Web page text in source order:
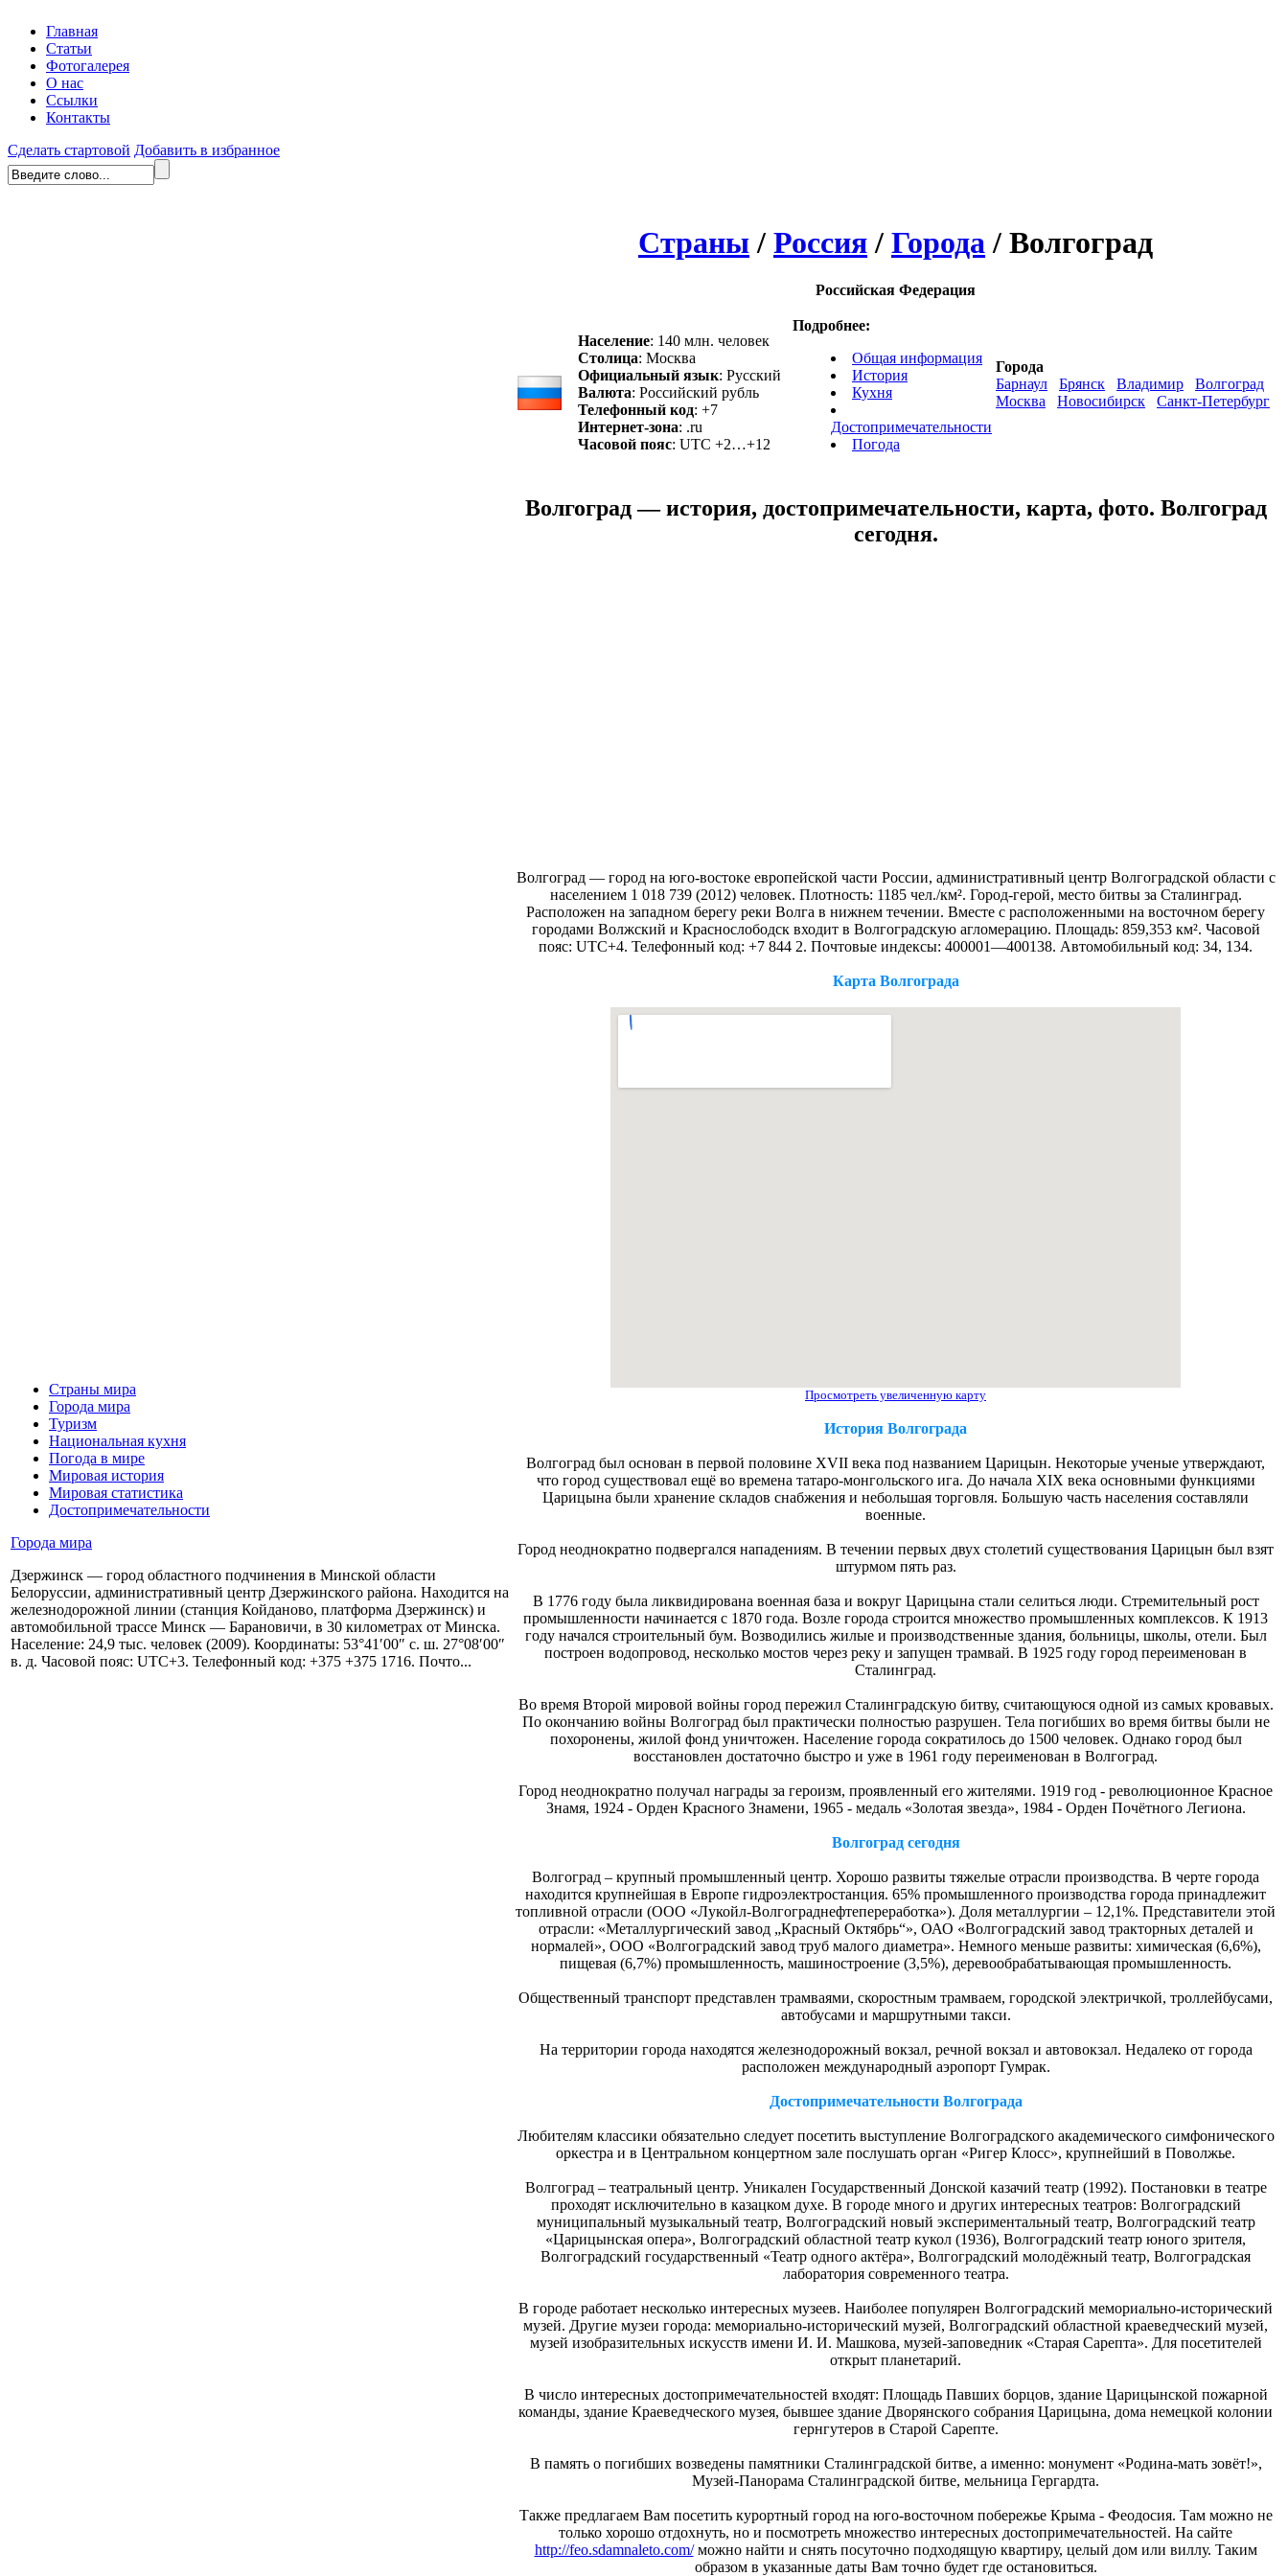
Главная
Статьи
Фотогалерея
О нас
Ссылки
Контакты
Сделать стартовой Добавить в избранное
Страны мира
Города мира
Туризм
Национальная кухня
Погода в мире
Мировая история
Мировая статистика
Достопримечательности
Города мира
Дзержинск — город областного подчинения в Минской области
Белоруссии, административный центр Дзержинского района. Находится на
железнодорожной линии (станция Койданово, платформа Дзержинск) и
автомобильной трассе Минск — Барановичи, в 30 километрах от Минска.
Население: 24,9 тыс. человек (2009). Координаты: 53°41′00″ с. ш. 27°08′00″
в. д. Часовой пояс: UTC+3. Телефонный код: +375 +375 1716. Почто...
Страны/ Россия/ Города/ Волгоград
Российская Федерация
Население: 140 млн. человек
Столица: Москва
Официальный язык: Русский
Валюта: Российский рубль
Телефонный код: +7
Интернет-зона: .ru
Часовой пояс: UTC +2…+12
Подробнее:
Общая информация
История
Кухня
Достопримечательности
Погода
Города
Барнаул
Брянск Владимир
Волгоград
Москва
Новосибирск Санкт-Петербург
Волгоград — история, достопримечательности, карта, фото. Волгоград
сегодня.
Волгоград — город на юго-востоке европейской части России, административный центр Волгоградской области с
населением 1 018 739 (2012) человек. Плотность: 1185 чел./км². Город-герой, место битвы за Сталинград.
Расположен на западном берегу реки Волга в нижнем течении. Вместе с расположенными на восточном берегу
городами Волжский и Краснослободск входит в Волгоградскую агломерацию. Площадь: 859,353 км². Часовой
пояс: UTC+4. Телефонный код: +7 844 2. Почтовые индексы: 400001—400138. Автомобильный код: 34, 134.
Карта Волгограда
Просмотреть увеличенную карту
История Волгограда
Волгоград был основан в первой половине XVII века под названием Царицын. Некоторые ученые утверждают,
что город существовал ещё во времена татаро-монгольского ига. До начала XIX века основными функциями
Царицына были хранение складов снабжения и небольшая торговля. Большую часть населения составляли
военные.
Город неоднократно подвергался нападениям. В течении первых двух столетий существования Царицын был взят
штурмом пять раз.
В 1776 году была ликвидирована военная база и вокруг Царицына стали селиться люди. Стремительный рост
промышленности начинается с 1870 года. Возле города строится множество промышленных комплексов. К 1913
году начался строительный бум. Возводились жилые и производственные здания, больницы, школы, отели. Был
построен водопровод, несколько мостов через реку и запущен трамвай. В 1925 году город переименован в
Сталинград.
Во время Второй мировой войны город пережил Сталинградскую битву, считающуюся одной из самых кровавых.
По окончанию войны Волгоград был практически полностью разрушен. Тела погибших во время битвы были не
похоронены, жилой фонд уничтожен. Население города сократилось до 1500 человек. Однако город был
восстановлен достаточно быстро и уже в 1961 году переименован в Волгоград.
Город неоднократно получал награды за героизм, проявленный его жителями. 1919 год - революционное Красное
Знамя, 1924 - Орден Красного Знамени, 1965 - медаль «Золотая звезда», 1984 - Орден Почётного Легиона.
Волгоград сегодня
Волгоград – крупный промышленный центр. Хорошо развиты тяжелые отрасли производства. В черте города
находится крупнейшая в Европе гидроэлектростанция. 65% промышленного производства города принадлежит
топливной отрасли (ООО «Лукойл-Волгограднефтепереработка»). Доля металлургии – 12,1%. Представители этой
отрасли: «Металлургический завод „Красный Октябрь“», ОАО «Волгоградский завод тракторных деталей и
нормалей», ООО «Волгоградский завод труб малого диаметра». Немного меньше развиты: химическая (6,6%),
пищевая (6,7%) промышленность, машиностроение (3,5%), деревообрабатывающая промышленность.
Общественный транспорт представлен трамваями, скоростным трамваем, городской электричкой, троллейбусами,
автобусами и маршрутными такси.
На территории города находятся железнодорожный вокзал, речной вокзал и автовокзал. Недалеко от города
расположен международный аэропорт Гумрак.
Достопримечательности Волгограда
Любителям классики обязательно следует посетить выступление Волгоградского академического симфонического
оркестра и в Центральном концертном зале послушать орган «Ригер Клосс», крупнейший в Поволжье.
Волгоград – театральный центр. Уникален Государственный Донской казачий театр (1992). Постановки в театре
проходят исключительно в казацком духе. В городе много и других интересных театров: Волгоградский
муниципальный музыкальный театр, Волгоградский новый экспериментальный театр, Волгоградский театр
«Царицынская опера», Волгоградский областной театр кукол (1936), Волгоградский театр юного зрителя,
Волгоградский государственный «Театр одного актёра», Волгоградский молодёжный театр, Волгоградская
лаборатория современного театра.
В городе работает несколько интересных музеев. Наиболее популярен Волгоградский мемориально-исторический
музей. Другие музеи города: мемориально-исторический музей, Волгоградский областной краеведческий музей,
музей изобразительных искусств имени И. И. Машкова, музей-заповедник «Старая Сарепта». Для посетителей
открыт планетарий.
В число интересных достопримечательностей входят: Площадь Павших борцов, здание Царицынской пожарной
команды, здание Краеведческого музея, бывшее здание Дворянского собрания Царицына, дома немецкой колонии
гернгутеров в Старой Сарепте.
В память о погибших возведены памятники Сталинградской битве, а именно: монумент «Родина-мать зовёт!»,
Музей-Панорама Сталинградской битве, мельница Гергардта.
Также предлагаем Вам посетить курортный город на юго-восточном побережье Крыма - Феодосия. Там можно не
только хорошо отдохнуть, но и посмотреть множество интересных достопримечательностей. На сайте
http://feo.sdamnaleto.com/можно найти и снять посуточно подходящую квартиру, целый дом или виллу. Таким
образом в указанные даты Вам точно будет где остановиться.